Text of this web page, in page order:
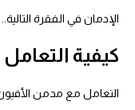
الإدمان في الفقرة التالية..
كيفية
التعامل مع مدمن